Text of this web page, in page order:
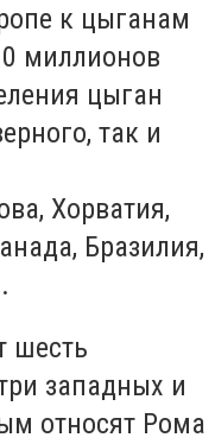
к цыганам
миллионов
цыган
так и
Хорватия,
Бразилия,
шесть
западных и
относят Рома